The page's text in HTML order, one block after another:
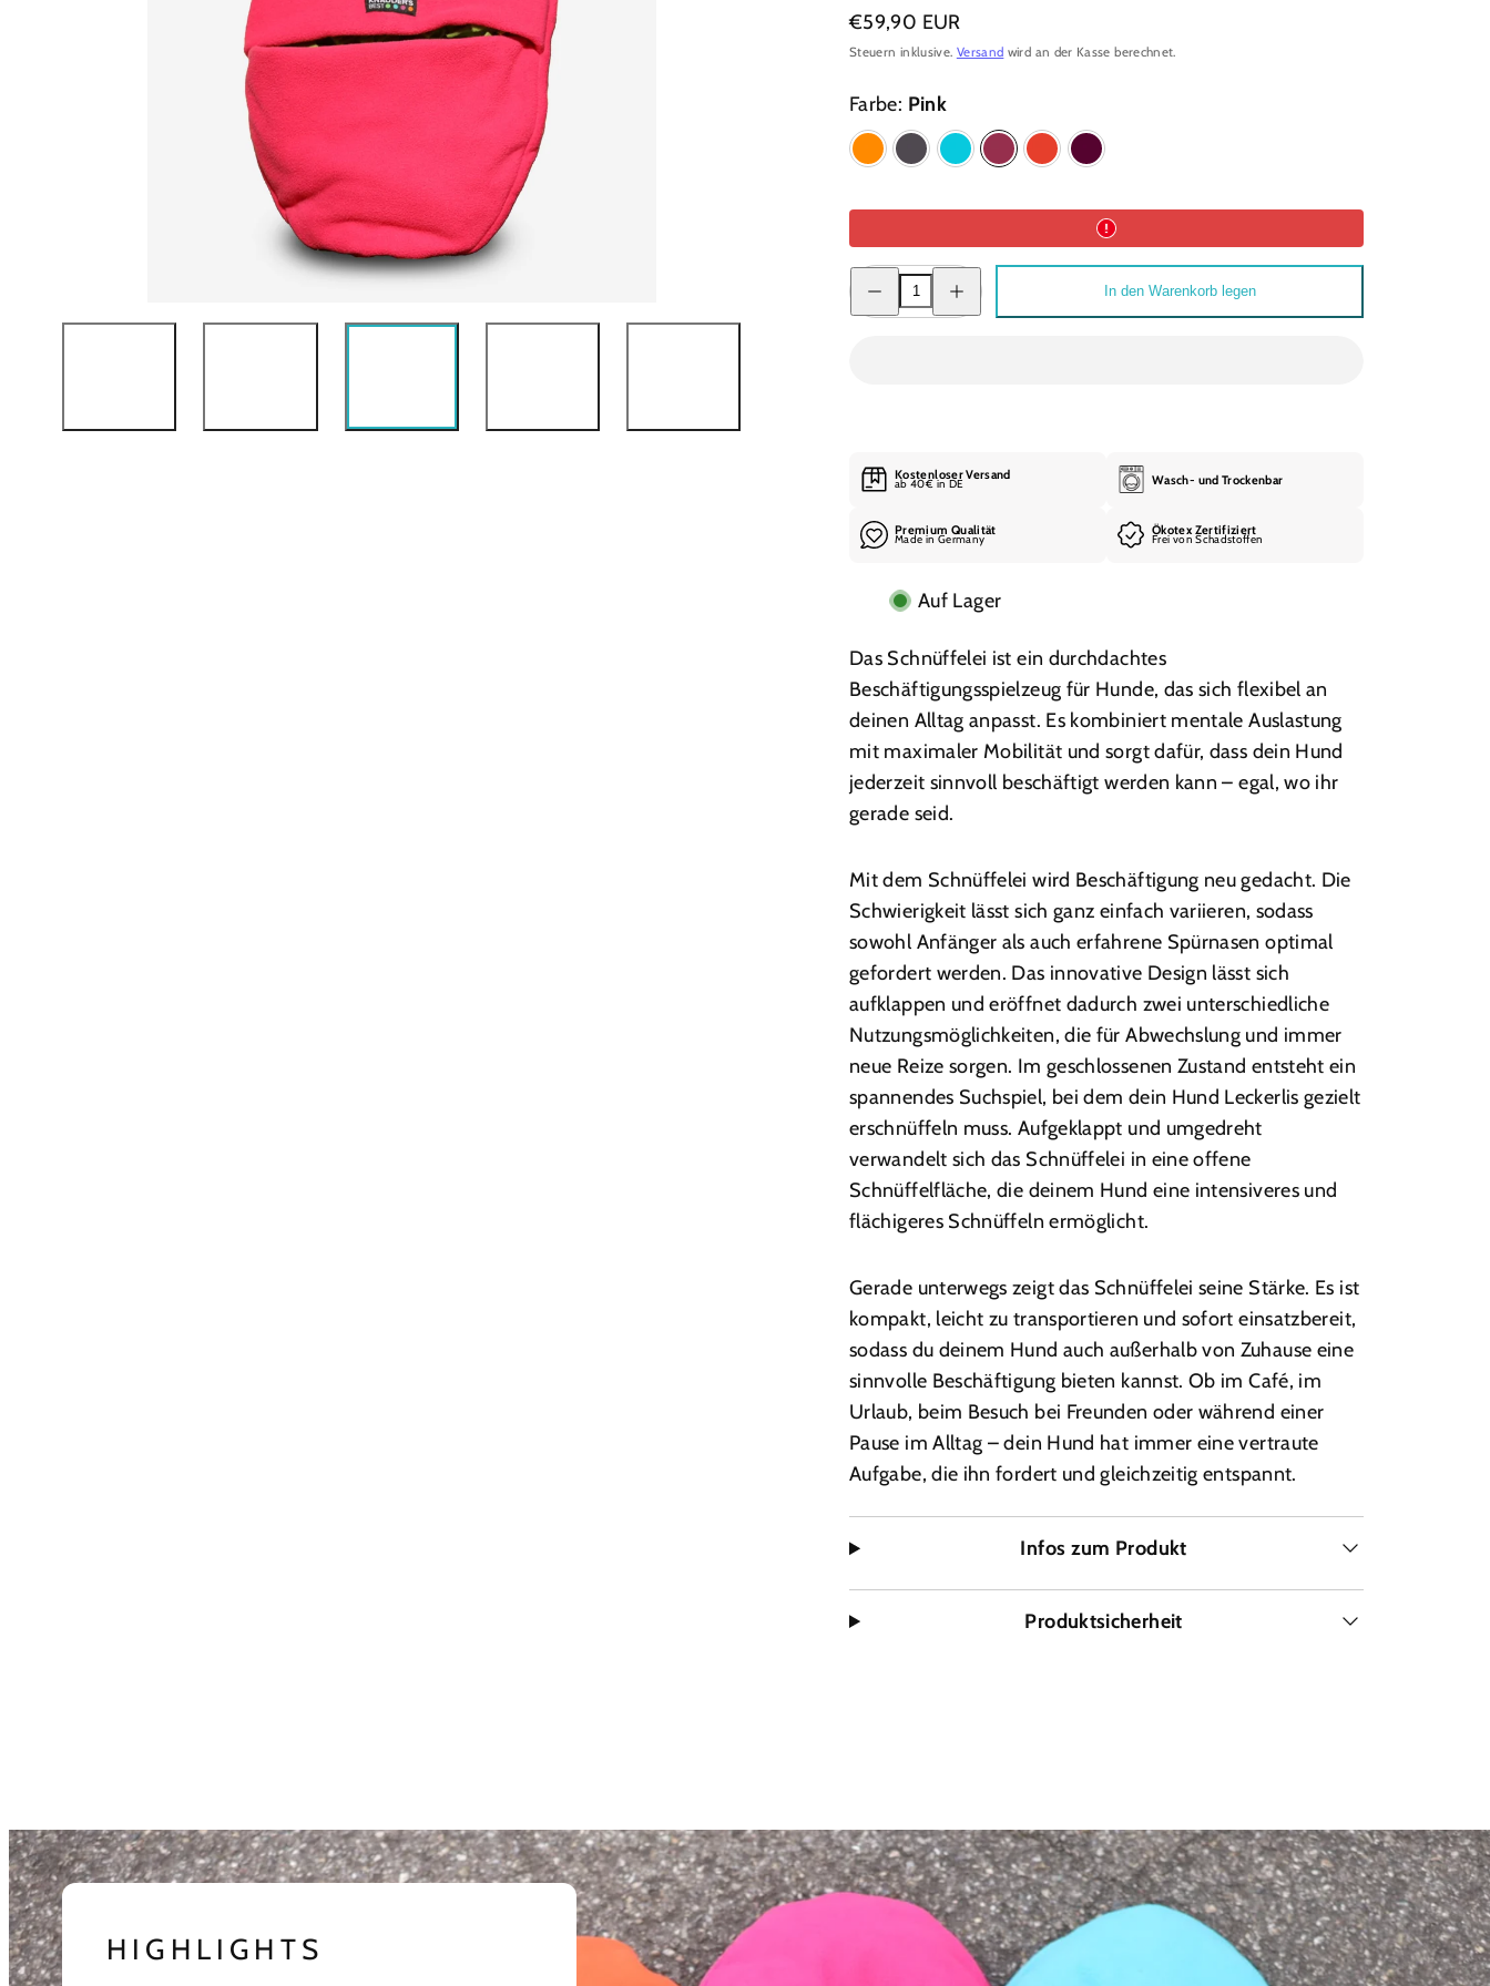
Regulärer
Preis
€59,90 EUR
Steuern inklusive. Versand wird an der Kasse berechnet.
Farbe: Pink
OrangeStein Türkis Pink Rot Beere
Menge
für
Schnüffelei
für
Schnüffelei
In den Warenkorb legen
Kostenloser Versand
ab 40€ in DE Wasch- und Trockenbar
Premium Qualität
Made in Germany
Ökotex Zertifiziert
Frei von Schadstoffen
Auf Lager
Das Schnüffelei ist ein durchdachtes
Beschäftigungsspielzeug für Hunde, das sich flexibel an
deinen Alltag anpasst. Es kombiniert mentale Auslastung
mit maximaler Mobilität und sorgt dafür, dass dein Hund
jederzeit sinnvoll beschäftigt werden kann – egal, wo ihr
gerade seid.
Mit dem Schnüffelei wird Beschäftigung neu gedacht. Die
Schwierigkeit lässt sich ganz einfach variieren, sodass
sowohl Anfänger als auch erfahrene Spürnasen optimal
gefordert werden. Das innovative Design lässt sich
aufklappen und eröffnet dadurch zwei unterschiedliche
Nutzungsmöglichkeiten, die für Abwechslung und immer
neue Reize sorgen. Im geschlossenen Zustand entsteht ein
spannendes Suchspiel, bei dem dein Hund Leckerlis gezielt
erschnüffeln muss. Aufgeklappt und umgedreht
verwandelt sich das Schnüffelei in eine offene
Schnüffelfläche, die deinem Hund eine intensiveres und
flächigeres Schnüffeln ermöglicht.
Gerade unterwegs zeigt das Schnüffelei seine Stärke. Es ist
kompakt, leicht zu transportieren und sofort einsatzbereit,
sodass du deinem Hund auch außerhalb von Zuhause eine
sinnvolle Beschäftigung bieten kannst. Ob im Café, im
Urlaub, beim Besuch bei Freunden oder während einer
Pause im Alltag – dein Hund hat immer eine vertraute
Aufgabe, die ihn fordert und gleichzeitig entspannt.
Infos zum Produkt
Produktsicherheit
HIGHLIGHTS